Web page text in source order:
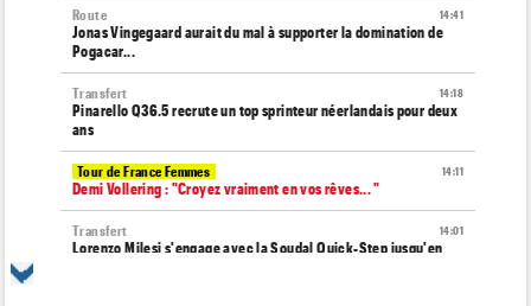
14:41
Route
Jonas Vingegaard aurait du mal à supporter la domination de
Pogacar...
14:18
Transfert
Pinarello Q36.5 recrute un top sprinteur néerlandais pour deux
ans
14:11
Tour de France Femmes
Demi Vollering : "Croyez vraiment en vos rêves... "
14:01
Transfert
Lorenzo Milesi s'engage avec la Soudal Quick-Step jusqu'en